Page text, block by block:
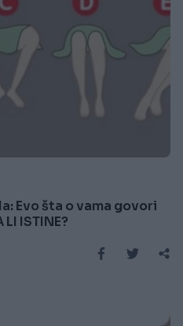
Evo šta o vama govori
ISTINE?